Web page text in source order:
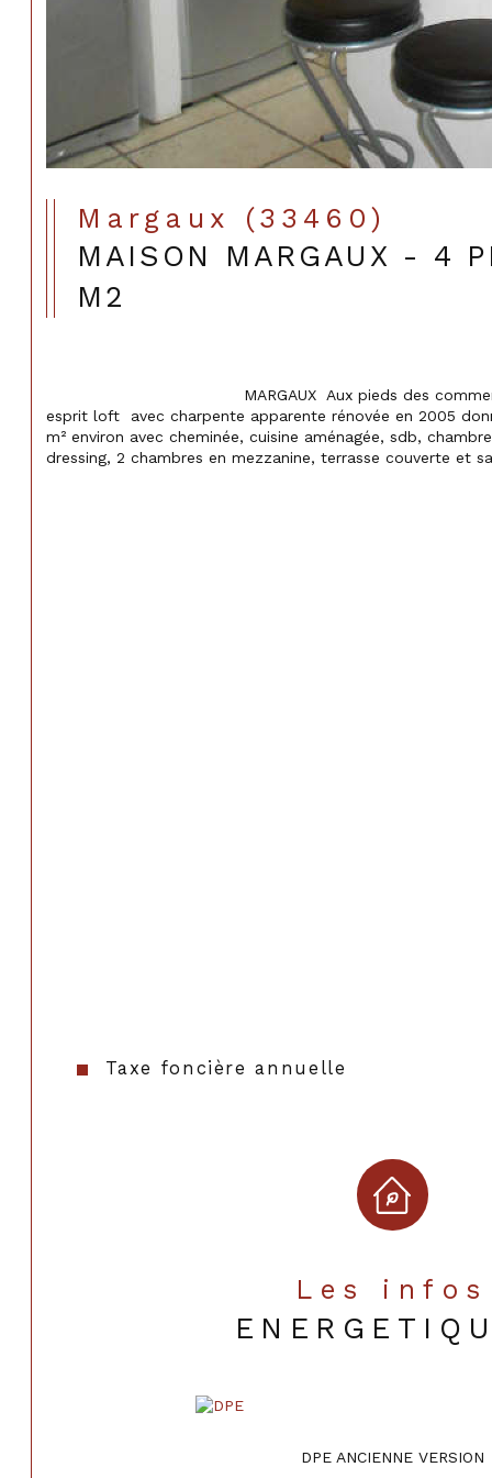
Margaux (33460)
MAISON MARGAUX - 4
M2
esprit loft  avec charpente apparente rénovée en 2005
m² environ avec cheminée, cuisine aménagée, sdb,
dressing, 2 chambres en mezzanine, terrasse couverte et
Taxe foncière annuelle
Les infos
DPE ANCIENNE VERSION